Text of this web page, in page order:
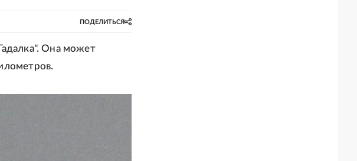
ПОДЕЛИТЬСЯ
Она может